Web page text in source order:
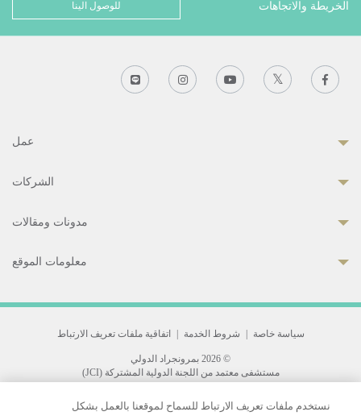
الخريطة والاتجاهات للوصول الينا
عمل
الشركات
مدونات ومقالات
معلومات الموقع
سياسة خاصة شروط الخدمة اتفاقية ملفات تعريف الارتباط
© 2026 بمرونجراد الدولي
مستشفى معتمد من اللجنة الدولية المشتركة (JCI)
33 Sukhumvit 3, Wattana, Bangkok 10110 Thailand.
نستخدم ملفات تعريف الارتباط للسماح لموقعنا بالعمل بشكل